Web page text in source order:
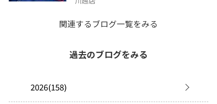
関連するブログ一覧をみる
過去のブログをみる
2026(158)